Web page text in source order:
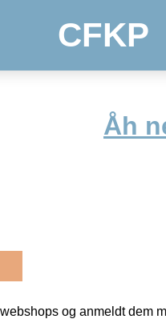
CFKP
Åh
og anmeldt dem